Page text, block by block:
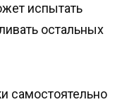
испытать
остальных
самостоятельно